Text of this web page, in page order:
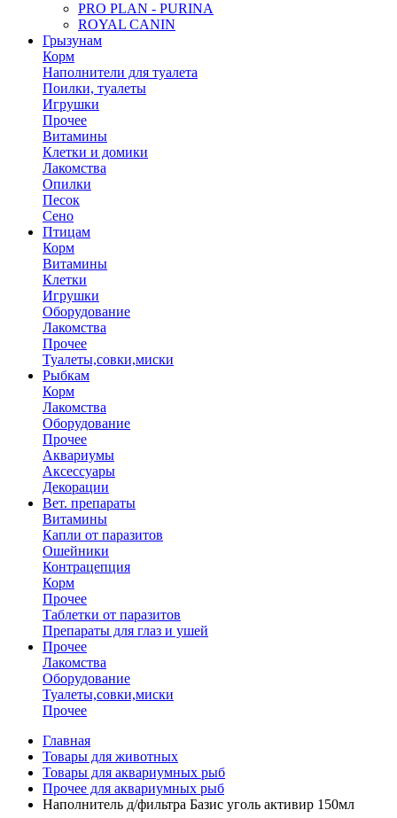
PRO PLAN - PURINA
ROYAL CANIN
Грызунам
Корм
Наполнители для туалета
Поилки, туалеты
Игрушки
Прочее
Витамины
Клетки и домики
Лакомства
Опилки
Песок
Сено
Птицам
Корм
Витамины
Клетки
Игрушки
Оборудование
Лакомства
Прочее
Туалеты,совки,миски
Рыбкам
Корм
Лакомства
Оборудование
Прочее
Аквариумы
Аксессуары
Декорации
Вет. препараты
Витамины
Капли от паразитов
Ошейники
Контрацепция
Корм
Прочее
Таблетки от паразитов
Препараты для глаз и ушей
Прочее
Лакомства
Оборудование
Туалеты,совки,миски
Прочее
Главная
Товары для животных
Товары для аквариумных рыб
Прочее для аквариумных рыб
Наполнитель д/фильтра Базис уголь активир 150мл